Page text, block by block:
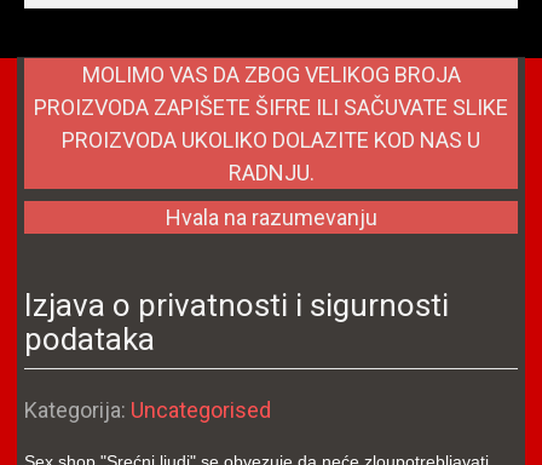
MOLIMO VAS DA ZBOG VELIKOG BROJA
PROIZVODA ZAPIŠETE ŠIFRE ILI SAČUVATE SLIKE
PROIZVODA UKOLIKO DOLAZITE KOD NAS U
RADNJU.
Hvala na razumevanju
Izjava o privatnosti i sigurnosti
podataka
Detalji
Kategorija: Uncategorised